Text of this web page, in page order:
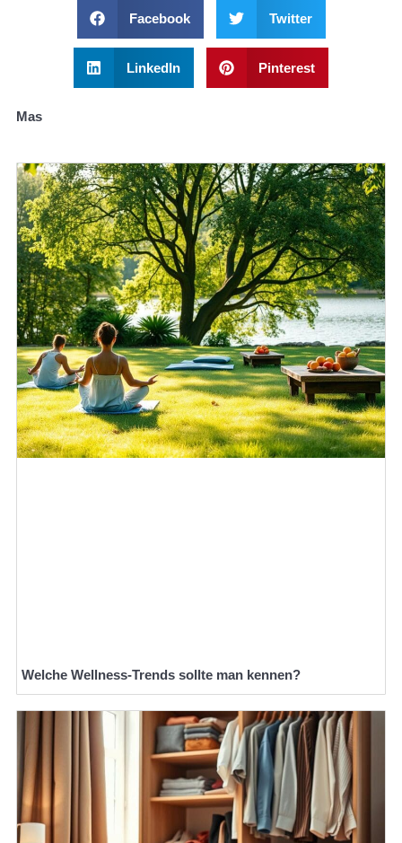
Facebook Twitter
LinkedIn Pinterest
Mas
Welche Wellness-Trends sollte man kennen?